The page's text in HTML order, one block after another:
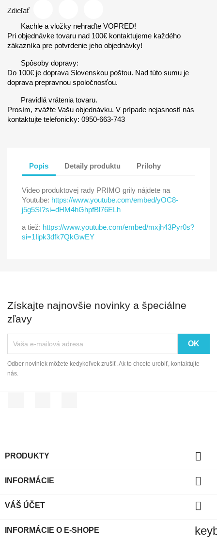
Zdieľať
Kachle a vložky nehraďte VOPRED!
Pri objednávke tovaru nad 100€ kontaktujeme každého
zákazníka pre potvrdenie jeho objednávky!
Spôsoby dopravy:
Do 100€ je doprava Slovenskou poštou. Nad túto sumu je
doprava prepravnou spoločnosťou.
Pravidlá vrátenia tovaru.
Prosím, zvážte Vašu objednávku. V prípade nejasností nás
kontaktujte telefonicky: 0950-663-743
Popis Detaily produktu Prílohy
Video produktovej rady PRIMO grily nájdete na
Youtube: https://www.youtube.com/embed/yOC8-
j5g5SI?si=dHM4hGhpfBl76ELh
a tiež: https://www.youtube.com/embed/mxjh43Pyr0s?
si=1Iipk3dfk7QkGwEY
Získajte najnovšie novinky a špeciálne
zľavy
Odber noviniek môžete kedykoľvek zrušiť. Ak to chcete urobiť, kontaktujte
nás.
PRODUKTY 
INFORMÁCIE 
VÁŠ ÚČET 
INFORMÁCIE O E-SHOPE